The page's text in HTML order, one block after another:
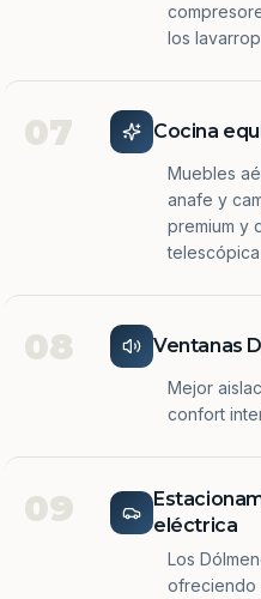
los
07 Cocina
Muebles
anafe y
premium y
08 Ventanas
Mejor
confort
09
eléctrica
Los
ofreciendo